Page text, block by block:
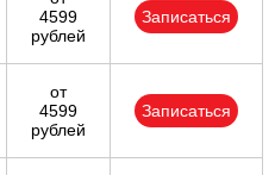
4599
рублей
Записаться
от
4599
рублей
Записаться